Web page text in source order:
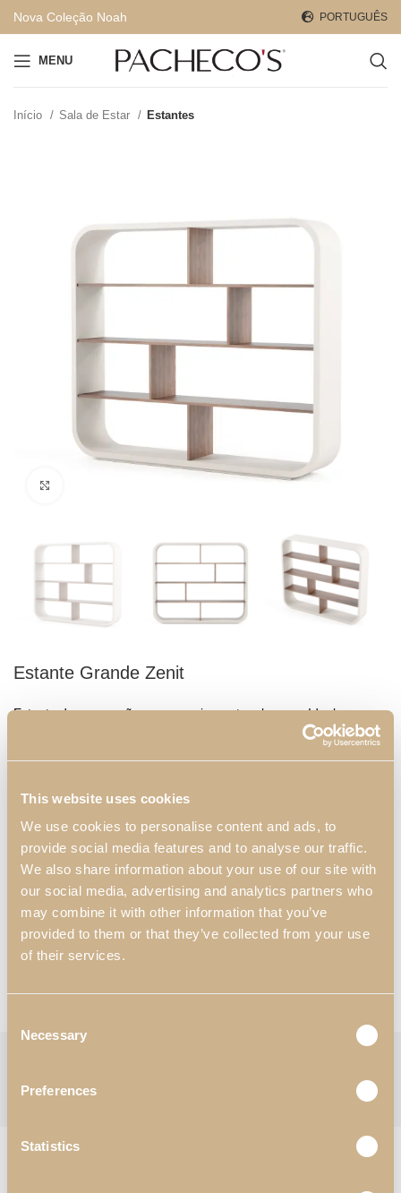
This website uses cookies
We use cookies to personalise content and ads, to
provide social media features and to analyse our traffic.
We also share information about your use of our site with
our social media, advertising and analytics partners who
may combine it with other information that you’ve
provided to them or that they’ve collected from your use
of their services.
Selection
Necessary
Preferences
Statistics
Nova Coleção Noah PORTUGUÊS
MENU
Início Sala de Estar Estantes
Estante Grande Zenit
Estante de arrumação em nogueira mate e branco. Ideal para
guardar os seus livros ou ser usada como divisão entre diferentes
Dimensões:
Materiais & Acabamentos*:
N56- Branco Cetim Mate;
N13- Nogueira Mate.
Quero mais informações
Ver Catálogos